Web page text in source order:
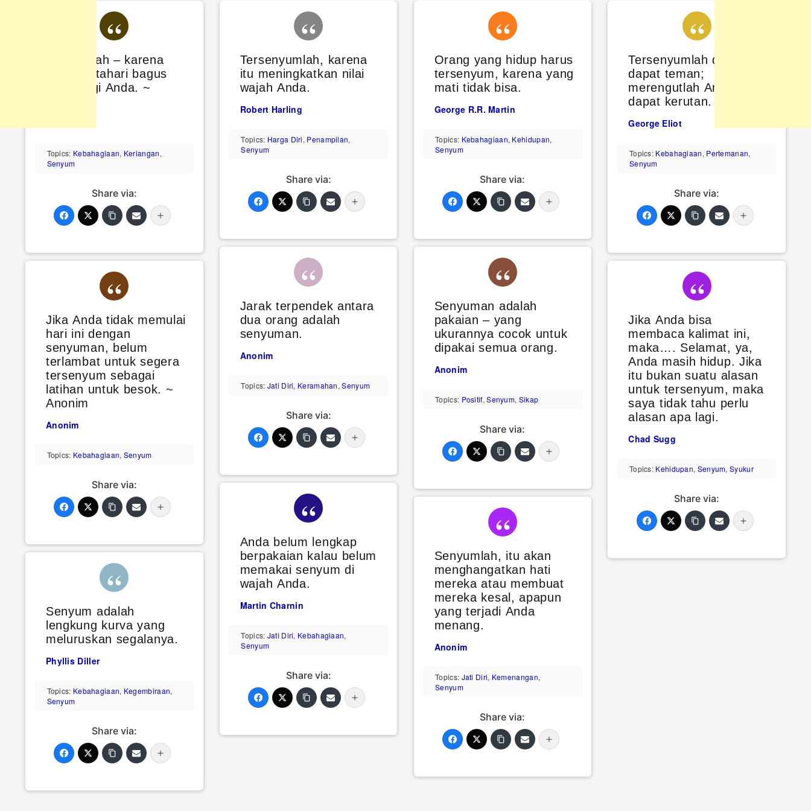
Senyumlah – karena
sinar matahari bagus
untuk gigi Anda. ~
Topics: Kebahagiaan, Keriangan,
Senyum
Share via:
Jika Anda tidak memulai
hari ini dengan
senyuman, belum
terlambat untuk segera
tersenyum sebagai
latihan untuk besok. ~
Anonim
Anonim
Topics: Kebahagiaan, Senyum
Share via:
Senyum adalah
lengkung kurva yang
meluruskan segalanya.
Phyllis Diller
Topics: Kebahagiaan, Kegembiraan,
Senyum
Share via:
Tersenyumlah, karena
itu meningkatkan nilai
wajah Anda.
Robert Harling
Topics: Harga Diri, Penampilan,
Senyum
Share via:
Jarak terpendek antara
dua orang adalah
senyuman.
Anonim
Topics: Jati Diri, Keramahan,Senyum
Share via:
Anda belum lengkap
berpakaian kalau belum
memakai senyum di
wajah Anda.
Martin Charnin
Topics: Jati Diri, Kebahagiaan,
Senyum
Share via:
Orang yang hidup harus
tersenyum, karena yang
mati tidak bisa.
George R.R. Martin
Topics: Kebahagiaan, Kehidupan,
Senyum
Share via:
Senyuman adalah
pakaian – yang
ukurannya cocok untuk
dipakai semua orang.
Anonim
Topics: Positif,Senyum, Sikap
Share via:
Senyumlah, itu akan
menghangatkan hati
mereka atau membuat
mereka kesal, apapun
yang terjadi Anda
menang.
Anonim
Topics: Jati Diri, Kemenangan,
Senyum
Share via:
Tersenyumlah dan Anda
dapat teman;
merengutlah Anda
dapat kerutan.
George Eliot
Topics: Kebahagiaan, Pertemanan,
Senyum
Share via:
Jika Anda bisa
membaca kalimat ini,
maka…. Selamat, ya,
Anda masih hidup. Jika
itu bukan suatu alasan
untuk tersenyum, maka
saya tidak tahu perlu
alasan apa lagi.
Chad Sugg
Topics: Kehidupan, Senyum,Syukur
Share via: